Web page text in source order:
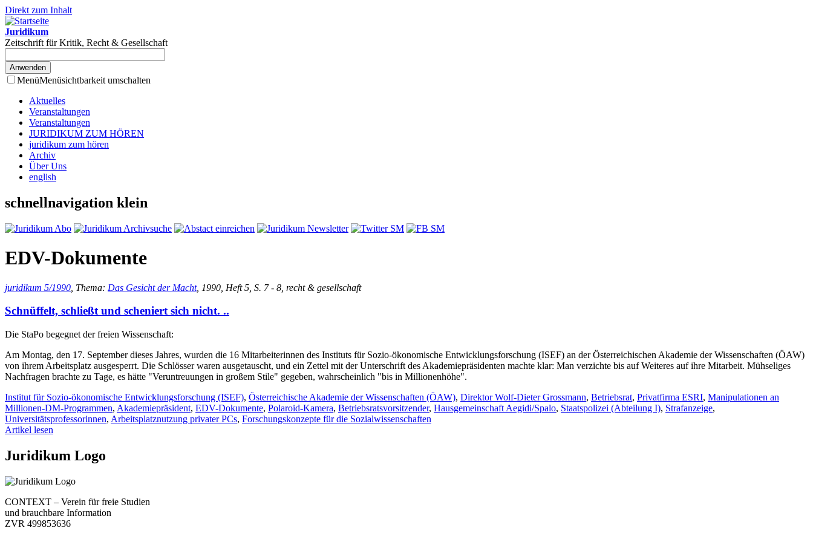
Direkt zum Inhalt
Juridikum
Zeitschrift für Kritik, Recht & Gesellschaft
MenüMenüsichtbarkeit umschalten
Aktuelles
Veranstaltungen
Veranstaltungen
JURIDIKUM ZUM HÖREN
juridikum zum hören
Archiv
Über Uns
english
schnellnavigation klein
EDV-Dokumente
juridikum 5/1990 , Thema: Das Gesicht der Macht, 1990, Heft 5, S. 7 - 8, recht & gesellschaft
Schnüffelt, schließt und scheniert sich nicht. ..
Die StaPo begegnet der freien Wissenschaft:
Am Montag, den 17. September dieses Jahres, wurden die 16 Mitarbeiterinnen des Instituts für Sozio-ökonomische Entwicklungsforschung (ISEF) an der Österreichischen Akademie der Wissenschaften (ÖAW)
von ihrem Arbeitsplatz ausgesperrt. Die Schlösser waren ausgetauscht, und ein Zettel mit der Unterschrift des Akademiepräsidenten machte klar: Man verzichte bis auf Weiteres auf ihre Mitarbeit. Mühseliges
Nachfragen brachte zu Tage, es hätte "Veruntreuungen in großem Stile" gegeben, wahrscheinlich "bis in Millionenhöhe".
Institut für Sozio-ökonomische Entwicklungsforschung (ISEF), Österreichische Akademie der Wissenschaften (ÖAW), Direktor Wolf-Dieter Grossmann, Betriebsrat, Privatfirma ESRI, Manipulationen an
Millionen-DM-Programmen, Akademiepräsident, EDV-Dokumente, Polaroid-Kamera, Betriebsratsvorsitzender, Hausgemeinschaft Aegidi/Spalo, Staatspolizei (Abteilung I), Strafanzeige,
Universitätsprofessorinnen, Arbeitsplatznutzung privater PCs, Forschungskonzepte für die Sozialwissenschaften
Artikel lesen
Juridikum Logo
CONTEXT – Verein für freie Studien
und brauchbare Information
ZVR 499853636